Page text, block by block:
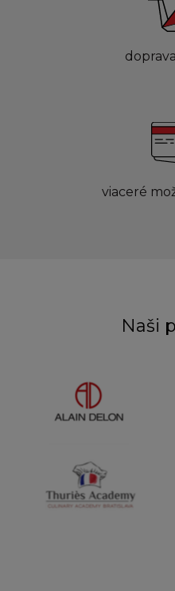
viaceré
Naši